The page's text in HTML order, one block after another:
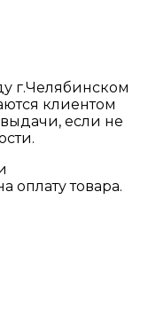
г.Челябинском
клиентом
если не
оплату товара.